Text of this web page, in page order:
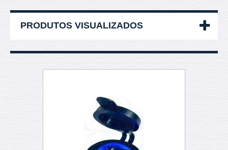
PRODUTOS VISUALIZADOS